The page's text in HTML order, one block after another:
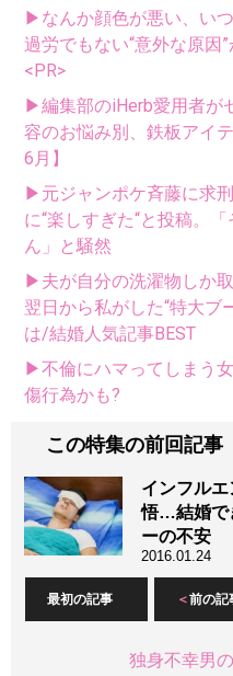
▶なんか顔色が悪い、い
過労でもない“意外な原因
<PR>
▶編集部のiHerb愛用者が
容のお悩み別、鉄板アイ
6月】
▶元ジャンポケ斉藤に求
に“楽しすぎた“と投稿。
ん」と騒然
▶夫が自分の洗濯物しか取
翌日から私がした“特大ブ
は/結婚人気記事BEST
▶不倫にハマってしまう
傷行為かも?
この特集の前回記事
インフル
悟…結婚で
ーの不安
2016.01.24
最初の記事 前の記
独身不幸男